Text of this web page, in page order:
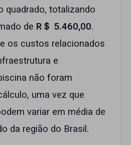
quadrado, totalizando
de R＄ 5.460,00.
os custos relacionados
e
não foram
uma vez que
variar em média de
da região do Brasil.